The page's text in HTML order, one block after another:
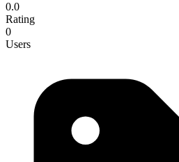
0.0
Rating
0
Users